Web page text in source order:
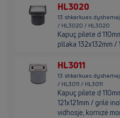
HL3020
13 shkarkues
/ HL3020 / HL3020
Kapuç pilete d
pllaka 132x132mm /
HL3011
13 shkarkues
/ HL3011 / HL3011
Kapuç pilete d
121x121mm / grilë
vidhosje, kornizë